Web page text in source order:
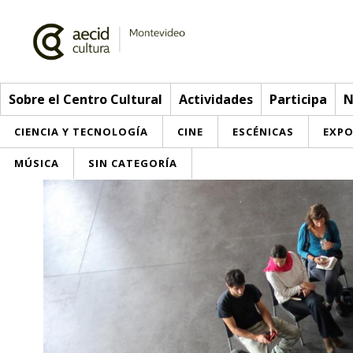
Sobre el Centro Cultural Actividades Participa
CIENCIA Y TECNOLOGÍA CINE ESCÉNICAS
MÚSICA SIN CATEGORÍA
> Go to Actividades